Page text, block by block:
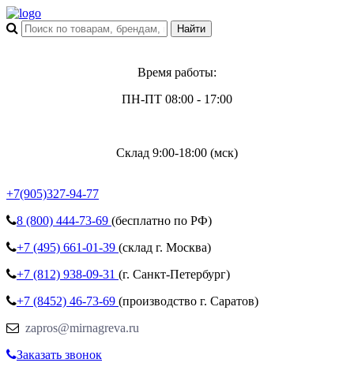
Время работы:
ПН-ПТ 08:00 - 17:00
Склад 9:00-18:00 (мск)
+7(905)327-94-77
8 (800) 444-73-69 (бесплатно по РФ)
+7 (495) 661-01-39 (склад г. Москва)
+7 (812) 938-09-31 (г. Санкт-Петербург)
+7 (8452) 46-73-69 (производство г. Саратов)
zapros@mirnagreva.ru
Заказать звонок